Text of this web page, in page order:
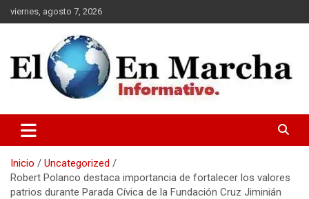
Saltar
al
viernes, agosto 7, 2026
elmundoenmarcha.net
Inicio
Uncategorized
Robert Polanco destaca importancia de fortalecer los valores
patrios durante Parada Cívica de la Fundación Cruz Jiminián